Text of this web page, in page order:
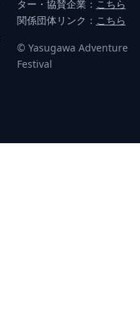
ター・協賛企業： こちら
関係団体リンク： こちら
© Yasugawa Adventure
Festival